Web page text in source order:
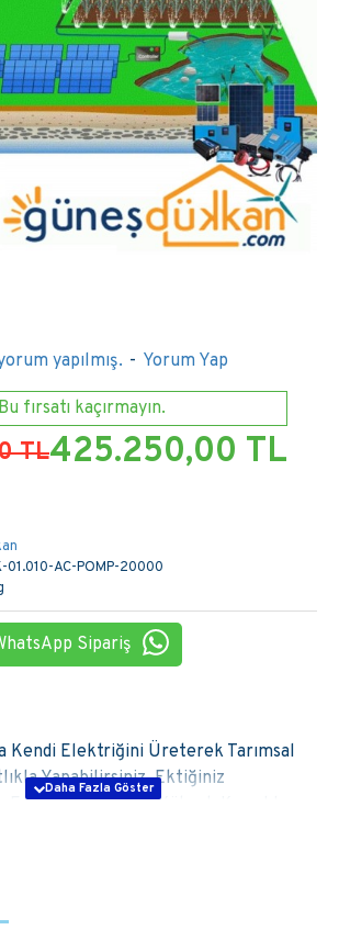
01.010-AC-POMP-20000
Sipariş
yapılmış. - Yorum Yap
Bu fırsatı kaçırmayın.
TL425.250,00 TL
Kendi Elektriğini Üreterek Tarımsal
Yapabilirsiniz. Ektiğiniz
Fazla Verim alarak Yüksek Kar elde
düşürebilirsiniz.
çiftçilerimizin canını en çok yakan
veya mazot gideri olmuştur. Tam da